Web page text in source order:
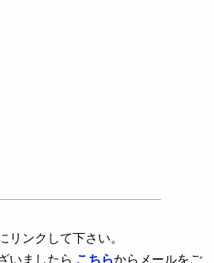
リンクして下さい。
いましたら こちらからメールをご